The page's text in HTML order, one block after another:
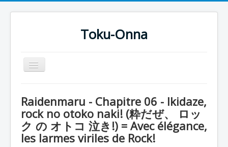
Toku-Onna
Basculer
la
Toku-Actrices
Toku-Critiques
Séries
Raidenmaru - Chapitre 06 - Ikidaze,
rock no otoko naki! (粋だぜ、 ロッ
ク の オトコ 泣き!) = Avec élégance,
les larmes viriles de Rock!